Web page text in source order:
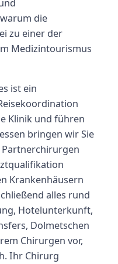
die
zu einer der
Medizintourismus
ist ein
Klinik und führen
bringen wir Sie
Krankenhäusern
alles rund
Hotelunterkunft,
Dolmetschen
Chirurgen vor,
Ihr Chirurg